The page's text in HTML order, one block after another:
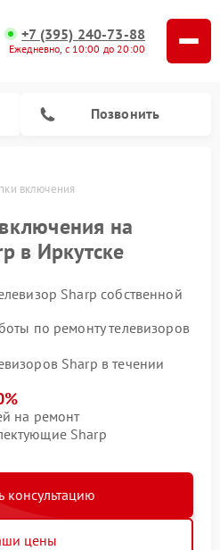
+7 (395) 240-73-88
Ежедневно, с 10:00 до 20:00
Позвонить
включения
на
в Иркутске
Sharp собственной
по ремонту телевизоров
Sharp в течении
на ремонт
Sharp
консультацию
цены